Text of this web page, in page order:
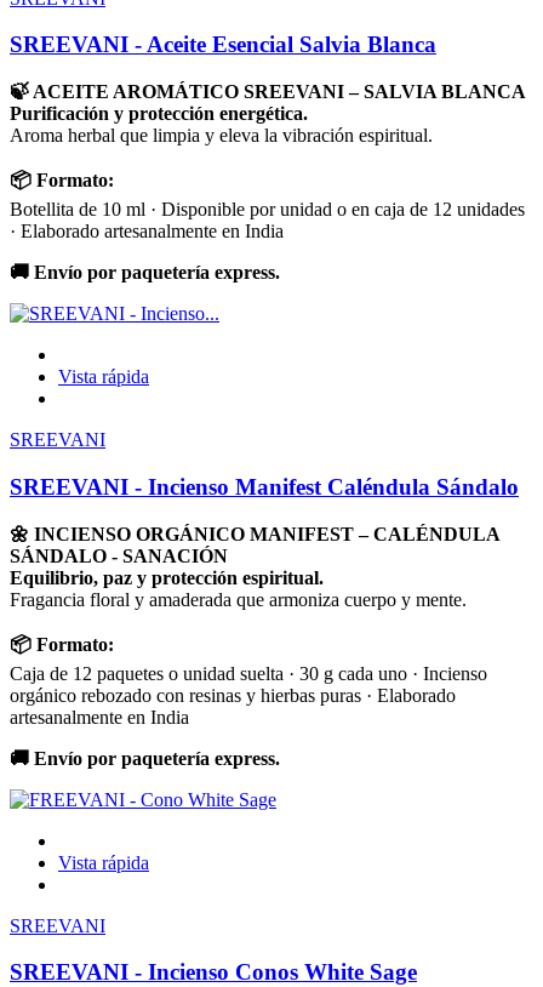
SREEVANI - Aceite Esencial Salvia Blanca
🍃 ACEITE AROMÁTICO SREEVANI – SALVIA BLANCA
Purificación y protección energética.
Aroma herbal que limpia y eleva la vibración espiritual.
📦 Formato:
Botellita de 10 ml · Disponible por unidad o en caja de 12 unidades
· Elaborado artesanalmente en India
🚚 Envío por paquetería express.
Vista rápida
SREEVANI
SREEVANI - Incienso Manifest Caléndula Sándalo
🌼 INCIENSO ORGÁNICO MANIFEST – CALÉNDULA
SÁNDALO - SANACIÓN
Equilibrio, paz y protección espiritual.
Fragancia floral y amaderada que armoniza cuerpo y mente.
📦 Formato:
Caja de 12 paquetes o unidad suelta · 30 g cada uno · Incienso
orgánico rebozado con resinas y hierbas puras · Elaborado
artesanalmente en India
🚚 Envío por paquetería express.
Vista rápida
SREEVANI
SREEVANI - Incienso Conos White Sage